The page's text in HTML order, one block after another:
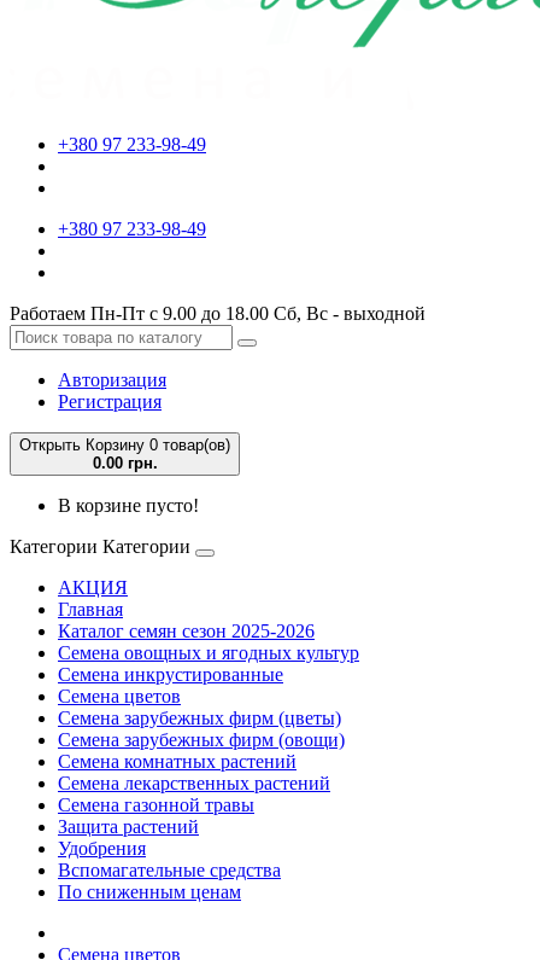
+380 97 233-98-49
+380 97 233-98-49
Работаем Пн-Пт с 9.00 до 18.00 Сб, Вс - выходной
Авторизация
Регистрация
Открыть Корзину 0 товар(ов)
0.00 грн.
В корзине пусто!
Категории Категории
АКЦИЯ
Главная
Каталог семян сезон 2025-2026
Семена овощных и ягодных культур
Семена инкрустированные
Семена цветов
Семена зарубежных фирм (цветы)
Семена зарубежных фирм (овощи)
Семена комнатных растений
Семена лекарственных растений
Семена газонной травы
Защита растений
Удобрения
Вспомагательные средства
По сниженным ценам
Семена цветов